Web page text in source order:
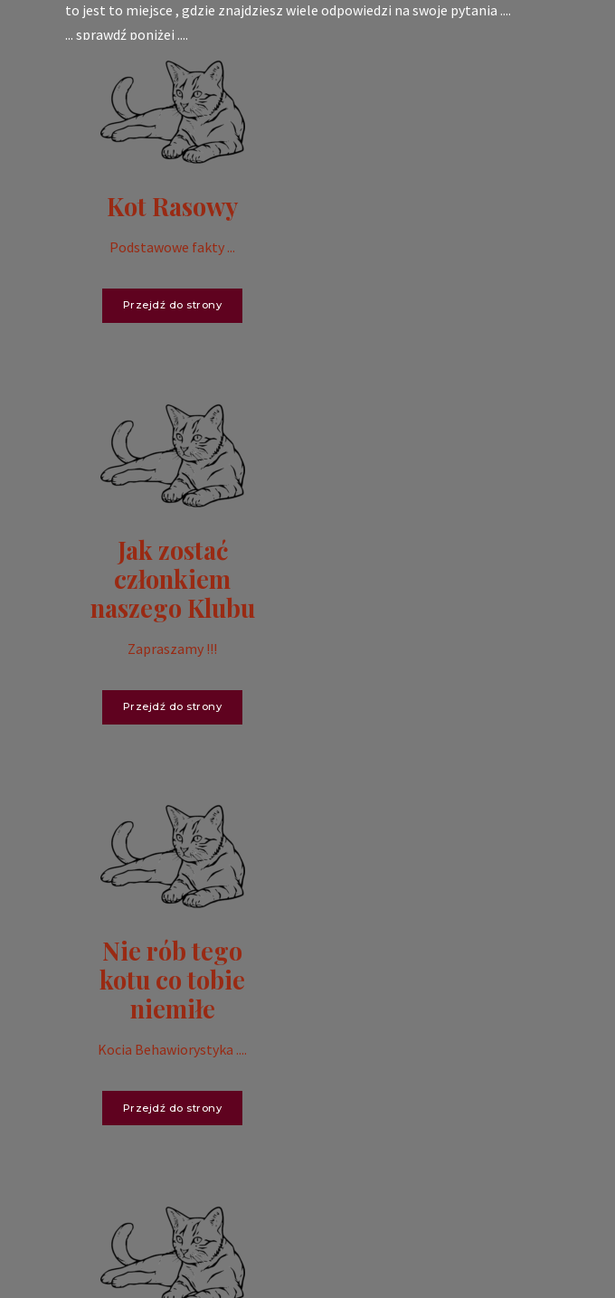
to jest to miejsce , gdzie znajdziesz wiele odpowiedzi na swoje pytania ....
... sprawdź poniżej ....
Kot Rasowy
Podstawowe fakty ...
Przejdź do strony
Jak zostać
członkiem
naszego Klubu
Zapraszamy !!!
Przejdź do strony
Nie rób tego
kotu co tobie
niemiłe
Kocia Behawiorystyka ....
Przejdź do strony